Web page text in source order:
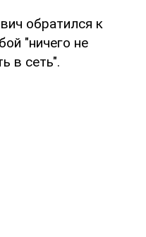
обратился к
"ничего не
в сеть".